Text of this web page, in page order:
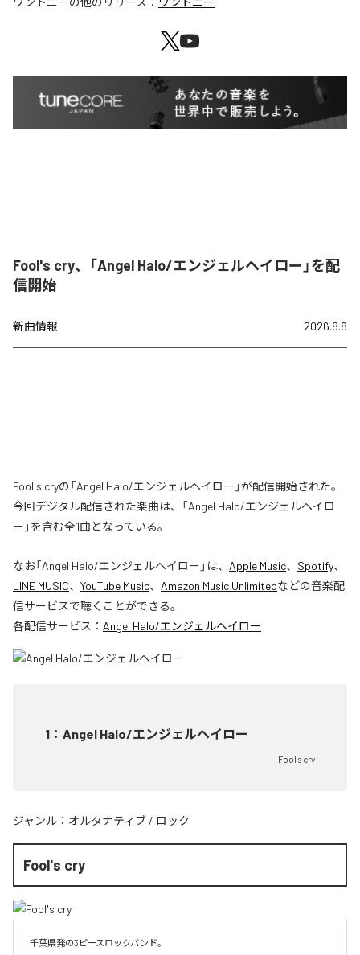
Fool's cry、「Angel Halo/エンジェルヘイロー」を配
信開始
新曲情報 2026.8.8
Fool's cryの「Angel Halo/エンジェルヘイロー」が配信開始された。
今回デジタル配信された楽曲は、「Angel Halo/エンジェルヘイロ
ー」を含む全1曲となっている。
なお「Angel Halo/エンジェルヘイロー 」は、 Apple Music、 Spotify、
LINE MUSIC、 YouTube Music、 Amazon Music Unlimitedなどの音楽配
信サービスで聴くことができる。
各配信サービス： Angel Halo/エンジェルヘイロー
1 ： Angel Halo/エンジェルヘイロー
Fool's cry
ジャンル： オルタナティブ / ロック
Fool's cry
千葉県発の3ピースロックバンド。